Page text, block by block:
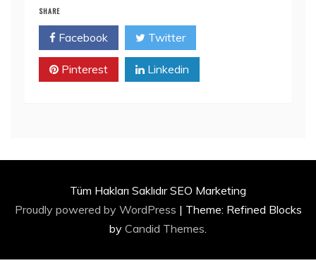
SHARE
Facebook Twitter
Pinterest Linkedin
Tüm Hakları Saklıdır SEO Marketing
Proudly powered by WordPress | Theme: Refined Blocks
by Candid Themes